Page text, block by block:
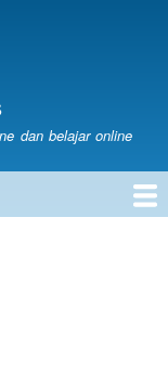
dan belajar online